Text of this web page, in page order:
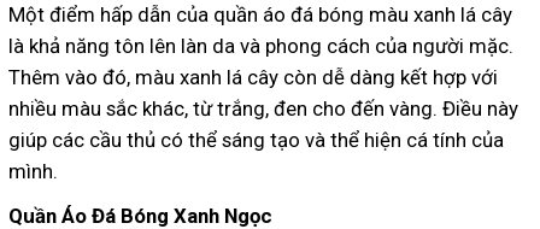
Một điểm hấp dẫn của quần áo đá bóng màu xanh lá cây
là khả năng tôn lên làn da và phong cách của người mặc.
Thêm vào đó, màu xanh lá cây còn dễ dàng kết hợp với
nhiều màu sắc khác, từ trắng, đen cho đến vàng. Điều này
giúp các cầu thủ có thể sáng tạo và thể hiện cá tính của
mình.
Quần Áo Đá Bóng Xanh Ngọc